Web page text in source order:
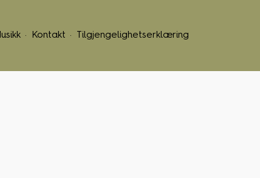
Kontakt Tilgjengelighetserklæring